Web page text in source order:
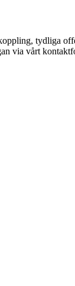
tydliga
via vårt